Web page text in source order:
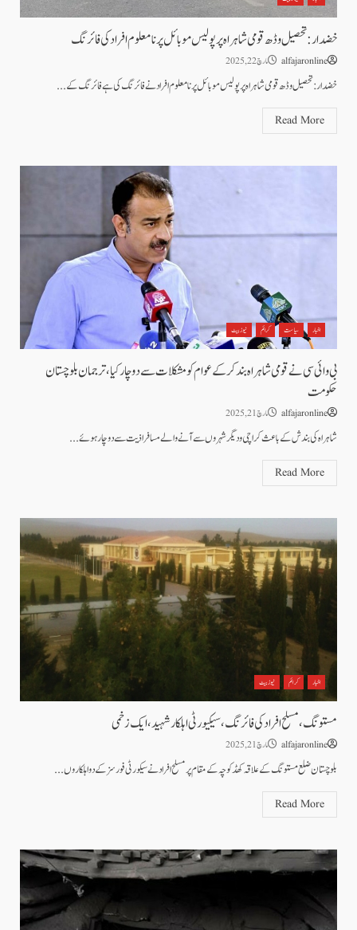
خضدار: تحصیل وڈھ قومی شاہراہ پر پولیس موبائل پر نامعلوم افراد کی فائرنگ
alfajaronline مارچ 22, 2025
خضدار: تحصیل وڈھ قومی شاہراہ پر پولیس موبائل پر نامعلوم افراد نے فائرنگ کی ہے فائرنگ کے...
Read More
اخبار سیاست کرائم نیوز بیٹ
بی وائی سی نے قومی شاہراہ بند کرکے عوام کو مشکلات سے دوچار کیا ، ترجمان بلوچستان
حکومت
alfajaronline مارچ 21, 2025
شاہراہ کی بندش کے باعث کراچی و دیگر شہروں سے آنے والے مسافر اذیت سے دوچار ہوئے...
Read More
اخبار کرائم نیوز بیٹ
مستونگ ،مسلح افراد کی فائرنگ ، سیکیورٹی اہلکار شہید ،ایک زخمی
alfajaronline مارچ 21, 2025
بلوچستان ضلع مستونگ کے علاقہ کھڈکوچہ کے مقام پر مسلح افراد نے سیکورٹی فورسز کے دو اہلکاروں...
Read More